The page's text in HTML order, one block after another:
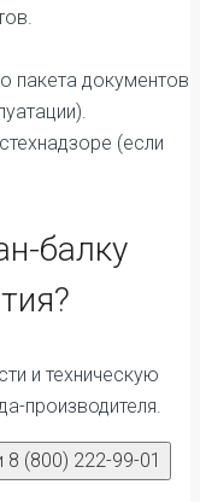
пакета документов
(если
балку
и техническую
производителя.
8 (800) 222-99-01